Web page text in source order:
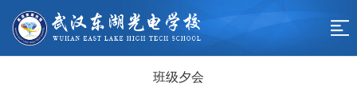
网
站
学
班级夕会